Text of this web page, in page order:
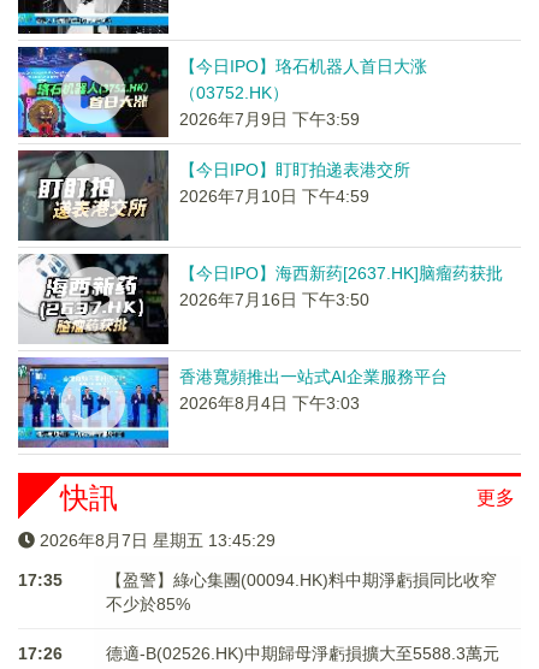
【今日IPO】珞石机器人首日大涨
（03752.HK）
2026年7月9日 下午3:59
【今日IPO】盯盯拍递表港交所
2026年7月10日 下午4:59
【今日IPO】海西新药[2637.HK]脑瘤药获批
2026年7月16日 下午3:50
香港寬頻推出一站式AI企業服務平台
2026年8月4日 下午3:03
更多
快訊
2026年8月7日 星期五 13:45:30
17:35
【盈警】綠心集團(00094.HK)料中期淨虧損同比收窄
不少於85%
17:26 德適-B(02526.HK)中期歸母淨虧損擴大至5588.3萬元